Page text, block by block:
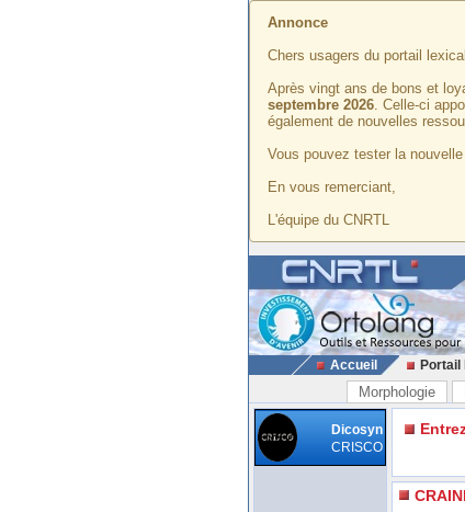
Annonce
Chers usagers du portail
Après vingt ans de bons et
septembre 2026. Celle-ci
également de nouvelles
Vous pouvez tester la
En vous remerciant,
L'équipe du CNRTL
Accueil Portail
Morphologie
Dicosyn
CRISCO